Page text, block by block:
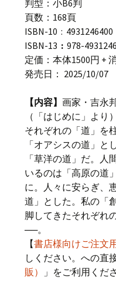
判型：小B6判
頁数：168頁
ISBN-10 ‏ : ‎ 4931246400
ISBN-13 ‏ : ‎ 978-
定価：本体1500円 +
発売日： 2025/10/07
【内容】 画家・吉永
（「はじめに」よ
それぞれの「道」を
「オアシスの道」
「草洋の道」だ。
いるのは「高原の道
に。人々に安らぎ、
道」とした。私の「
脚してきたそれぞれ
──。
【書店様向けご注文
しください。への直
販）
」をご利用くだ